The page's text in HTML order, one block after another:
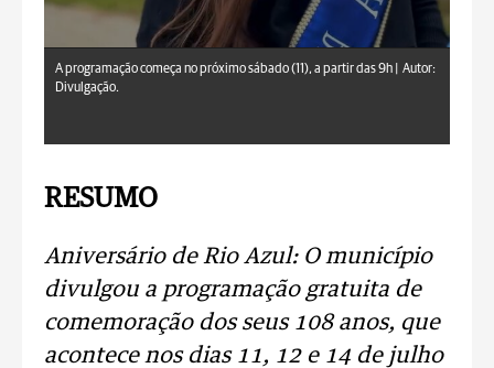
A programação começa no próximo sábado (11), a partir das 9h |
Autor:
Divulgação.
RESUMO
Aniversário de Rio Azul: O município
divulgou a programação gratuita de
comemoração dos seus 108 anos, que
acontece nos dias 11, 12 e 14 de julho